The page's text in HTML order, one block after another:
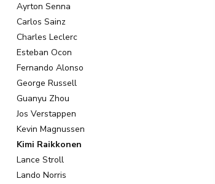
Ayrton Senna
Carlos Sainz
Charles Leclerc
Esteban Ocon
Fernando Alonso
George Russell
Guanyu Zhou
Jos Verstappen
Kevin Magnussen
Kimi Raikkonen
Lance Stroll
Lando Norris